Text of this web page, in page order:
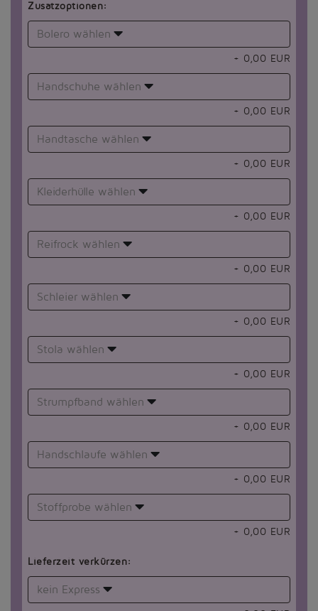
Zusatzoptionen:
Bolero wählen
+ 0,00 EUR
Handschuhe wählen
+ 0,00 EUR
Handtasche wählen
+ 0,00 EUR
Kleiderhülle wählen
+ 0,00 EUR
Reifrock wählen
+ 0,00 EUR
Schleier wählen
+ 0,00 EUR
Stola wählen
+ 0,00 EUR
Strumpfband wählen
+ 0,00 EUR
Handschlaufe wählen
+ 0,00 EUR
Stoffprobe wählen
+ 0,00 EUR
Lieferzeit verkürzen:
kein Express